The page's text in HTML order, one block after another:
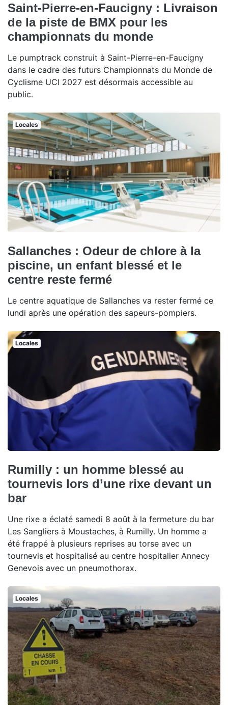
Saint-Pierre-en-Faucigny : Livraison
de la piste de BMX pour les
championnats du monde
Le pumptrack construit à Saint-Pierre-en-Faucigny
dans le cadre des futurs Championnats du Monde de
Cyclisme UCI 2027 est désormais accessible au
public.
Locales
Sallanches : Odeur de chlore à la
piscine, un enfant blessé et le
centre reste fermé
Le centre aquatique de Sallanches va rester fermé ce
lundi après une opération des sapeurs-pompiers.
Locales
Rumilly : un homme blessé au
tournevis lors d’une rixe devant un
bar
Une rixe a éclaté samedi 8 août à la fermeture du bar
Les Sangliers à Moustaches, à Rumilly. Un homme a
été frappé à plusieurs reprises au torse avec un
tournevis et hospitalisé au centre hospitalier Annecy
Genevois avec un pneumothorax.
Locales